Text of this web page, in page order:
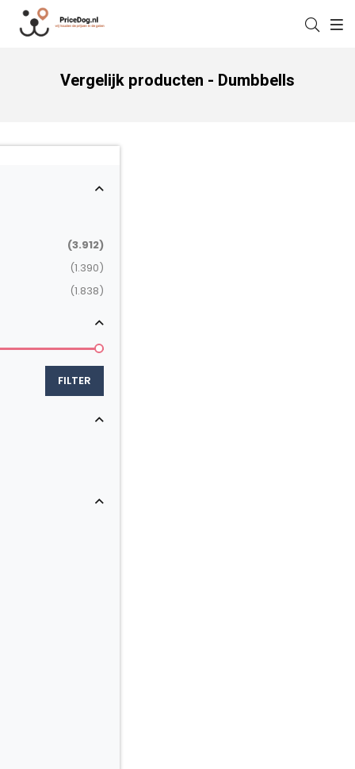
Vergelijk producten - Dumbbells
(3.912)
(1.390)
(1.838)